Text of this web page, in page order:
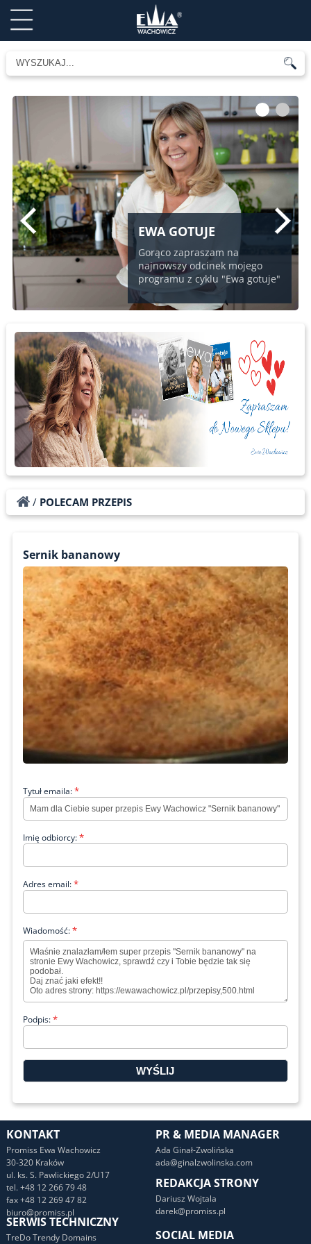
EWA GOTUJE
Gorąco zapraszam na
najnowszy odcinek mojego
programu z cyklu "Ewa gotuje"
1 2
/ POLECAM PRZEPIS
Sernik bananowy
Tytuł emaila:*
Imię odbiorcy:*
Adres email:*
Wiadomość:*
Podpis:*
KONTAKT
Promiss Ewa Wachowicz
30-320 Kraków
ul. ks. S. Pawlickiego 2/U17
tel. +48 12 266 79 48
fax +48 12 269 47 82
biuro@promiss.pl
PR & MEDIA MANAGER
Ada Ginał-Zwolińska
ada@ginalzwolinska.com
REDAKCJA STRONY
Dariusz Wojtala
darek@promiss.pl
SOCIAL MEDIA
SERWIS TECHNICZNY
TreDo Trendy Domains